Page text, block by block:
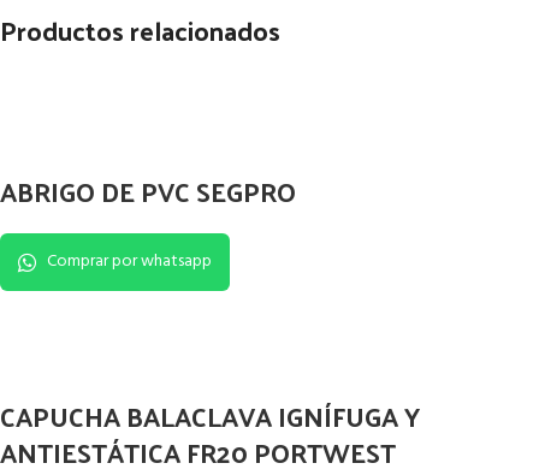
Productos relacionados
ABRIGO DE PVC SEGPRO
Comprar por whatsapp
CAPUCHA BALACLAVA IGNÍFUGA Y
ANTIESTÁTICA FR20 PORTWEST